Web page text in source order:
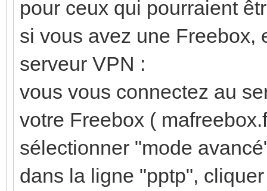
pour ceux qui pourraient
si vous avez une Freebox,
serveur VPN :
vous vous connectez au
votre Freebox (
sélectionner "mode
dans la ligne "pptp",